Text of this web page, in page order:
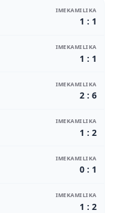
IMEKAMILIKA
1 : 1
IMEKAMILIKA
1 : 1
IMEKAMILIKA
2 : 6
IMEKAMILIKA
1 : 2
IMEKAMILIKA
0 : 1
IMEKAMILIKA
1 : 2